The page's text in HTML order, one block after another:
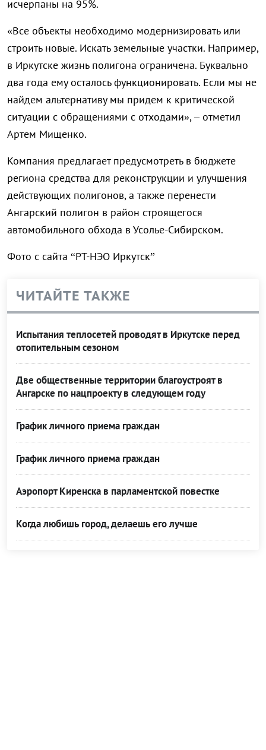
исчерпаны на 95%.
«Все объекты необходимо модернизировать или
строить новые. Искать земельные участки. Например,
в Иркутске жизнь полигона ограничена. Буквально
два года ему осталось функционировать. Если мы не
найдем альтернативу мы придем к критической
ситуации с обращениями с отходами», – отметил
Артем Мищенко.
Компания предлагает предусмотреть в бюджете
региона средства для реконструкции и улучшения
действующих полигонов, а также перенести
Ангарский полигон в район строящегося
автомобильного обхода в Усолье-Сибирском.
Фото с сайта “РТ-НЭО Иркутск”
ЧИТАЙТЕ ТАКЖЕ
Испытания теплосетей проводят в Иркутске перед
отопительным сезоном
Две общественные территории благоустроят в
Ангарске по нацпроекту в следующем году
График личного приема граждан
График личного приема граждан
Аэропорт Киренска в парламентской повестке
Когда любишь город, делаешь его лучше